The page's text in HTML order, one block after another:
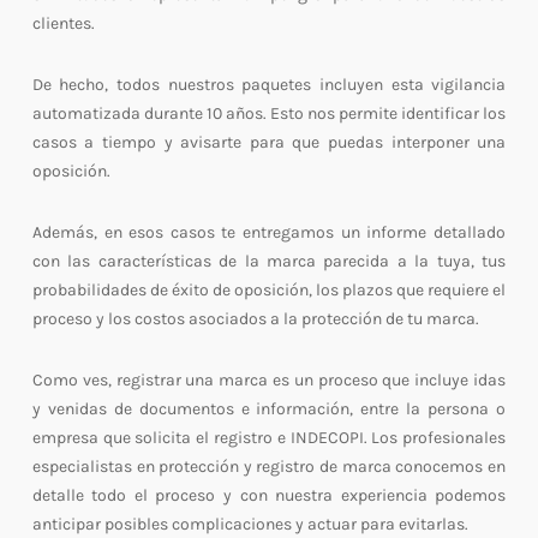
clientes.
De hecho, todos nuestros paquetes incluyen esta vigilancia
automatizada durante 10 años. Esto nos permite identificar los
casos a tiempo y avisarte para que puedas interponer una
oposición.
Además, en esos casos te entregamos un informe detallado
con las características de la marca parecida a la tuya, tus
probabilidades de éxito de oposición, los plazos que requiere el
proceso y los costos asociados a la protección de tu marca.
Como ves, registrar una marca es un proceso que incluye idas
y venidas de documentos e información, entre la persona o
empresa que solicita el registro e INDECOPI. Los profesionales
especialistas en protección y registro de marca conocemos en
detalle todo el proceso y con nuestra experiencia podemos
anticipar posibles complicaciones y actuar para evitarlas.